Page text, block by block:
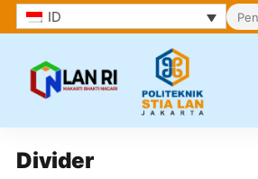
ID
Divider